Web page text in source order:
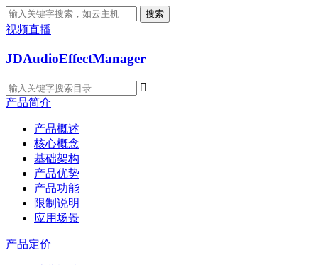
搜索
视频直播
JDAudioEffectManager

产品简介
产品概述
核心概念
基础架构
产品优势
产品功能
限制说明
应用场景
产品定价